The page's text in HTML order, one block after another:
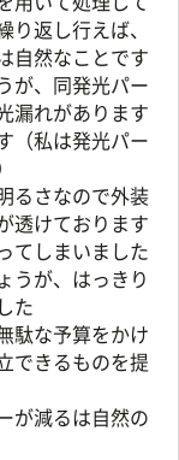
返し行えば、
自然なことです
が、同発光パー
漏れがあります
（私は発光パー
るさなので外装
透けております
てしまいました
うが、はっきり
た
駄な予算をかけ
できるものを提
が減るは自然の